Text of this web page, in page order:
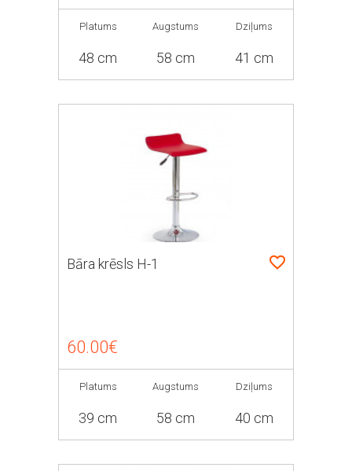
Platums
48 cm
Augstums
58 cm
Dziļums
41 cm
Bāra krēsls H-1
60.00€
Platums
39 cm
Augstums
58 cm
Dziļums
40 cm